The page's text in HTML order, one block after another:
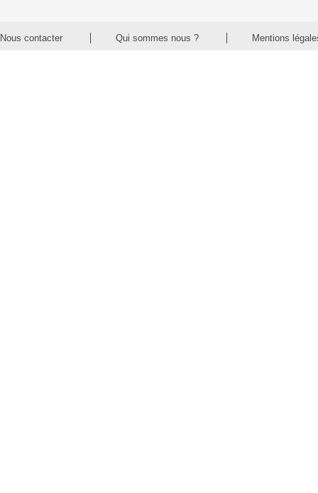
Nous contacter Qui sommes nous ? Mentions